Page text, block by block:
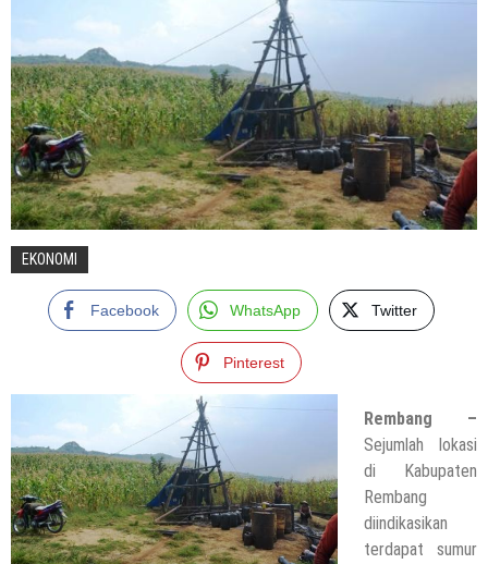
EKONOMI
Facebook WhatsApp Twitter
Pinterest
Rembang –
Sejumlah lokasi
di Kabupaten
Rembang
diindikasikan
terdapat sumur